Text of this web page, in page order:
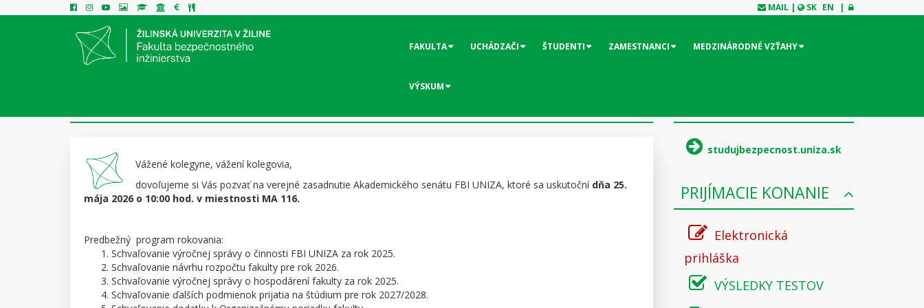
MAIL | SK EN |
FAKULTA UCHÁDZAČI ŠTUDENTI ZAMESTNANCI MEDZINÁRODNÉ VZŤAHY
VÝSKUM
Vážené kolegyne, vážení kolegovia,
dovoľujeme si Vás pozvať na verejné zasadnutie Akademického senátu FBI UNIZA, ktoré sa uskutoční dňa 25.
mája 2026 o 10:00 hod. v miestnosti MA 116.
Predbežný program rokovania:
Schvaľovanie výročnej správy o činnosti FBI UNIZA za rok 2025.
Schvaľovanie návrhu rozpočtu fakulty pre rok 2026.
Schvaľovanie výročnej správy o hospodárení fakulty za rok 2025.
Schvaľovanie ďalších podmienok prijatia na štúdium pre rok 2027/2028.
studujbezpecnost.uniza.sk
PRIJÍMACIE KONANIE
Elektronická
prihláška
VÝSLEDKY TESTOV